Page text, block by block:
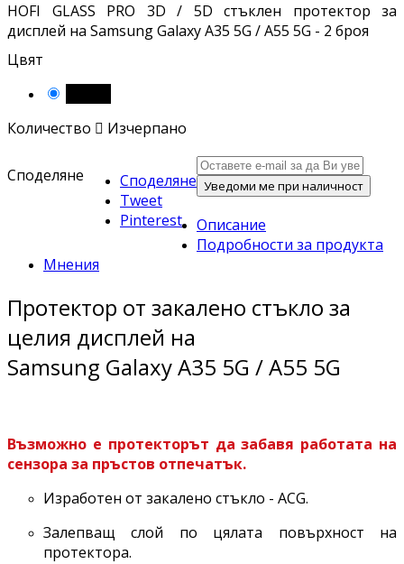
HOFI GLASS PRO 3D / 5D стъклен протектор за
дисплей на Samsung Galaxy A35 5G / A55 5G - 2 броя
Цвят
Количество  Изчерпано
Споделяне
Споделяне
Tweet
Pinterest
Уведоми ме при наличност
Описание
Подробности за продукта
Мнения
Протектор от закалено стъкло за
целия дисплей на
Samsung Galaxy A35 5G / A55 5G
Възможно е протекторът да забавя работата на
сензора за пръстов отпечатък.
Изработен от закалено стъкло - ACG.
Залепващ слой по цялата повърхност на
протектора.